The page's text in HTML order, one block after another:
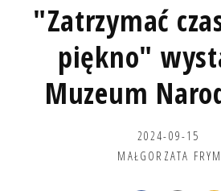
"Zatrzymać
piękno"
Muzeum
2024-09-15
MAŁGORZATA